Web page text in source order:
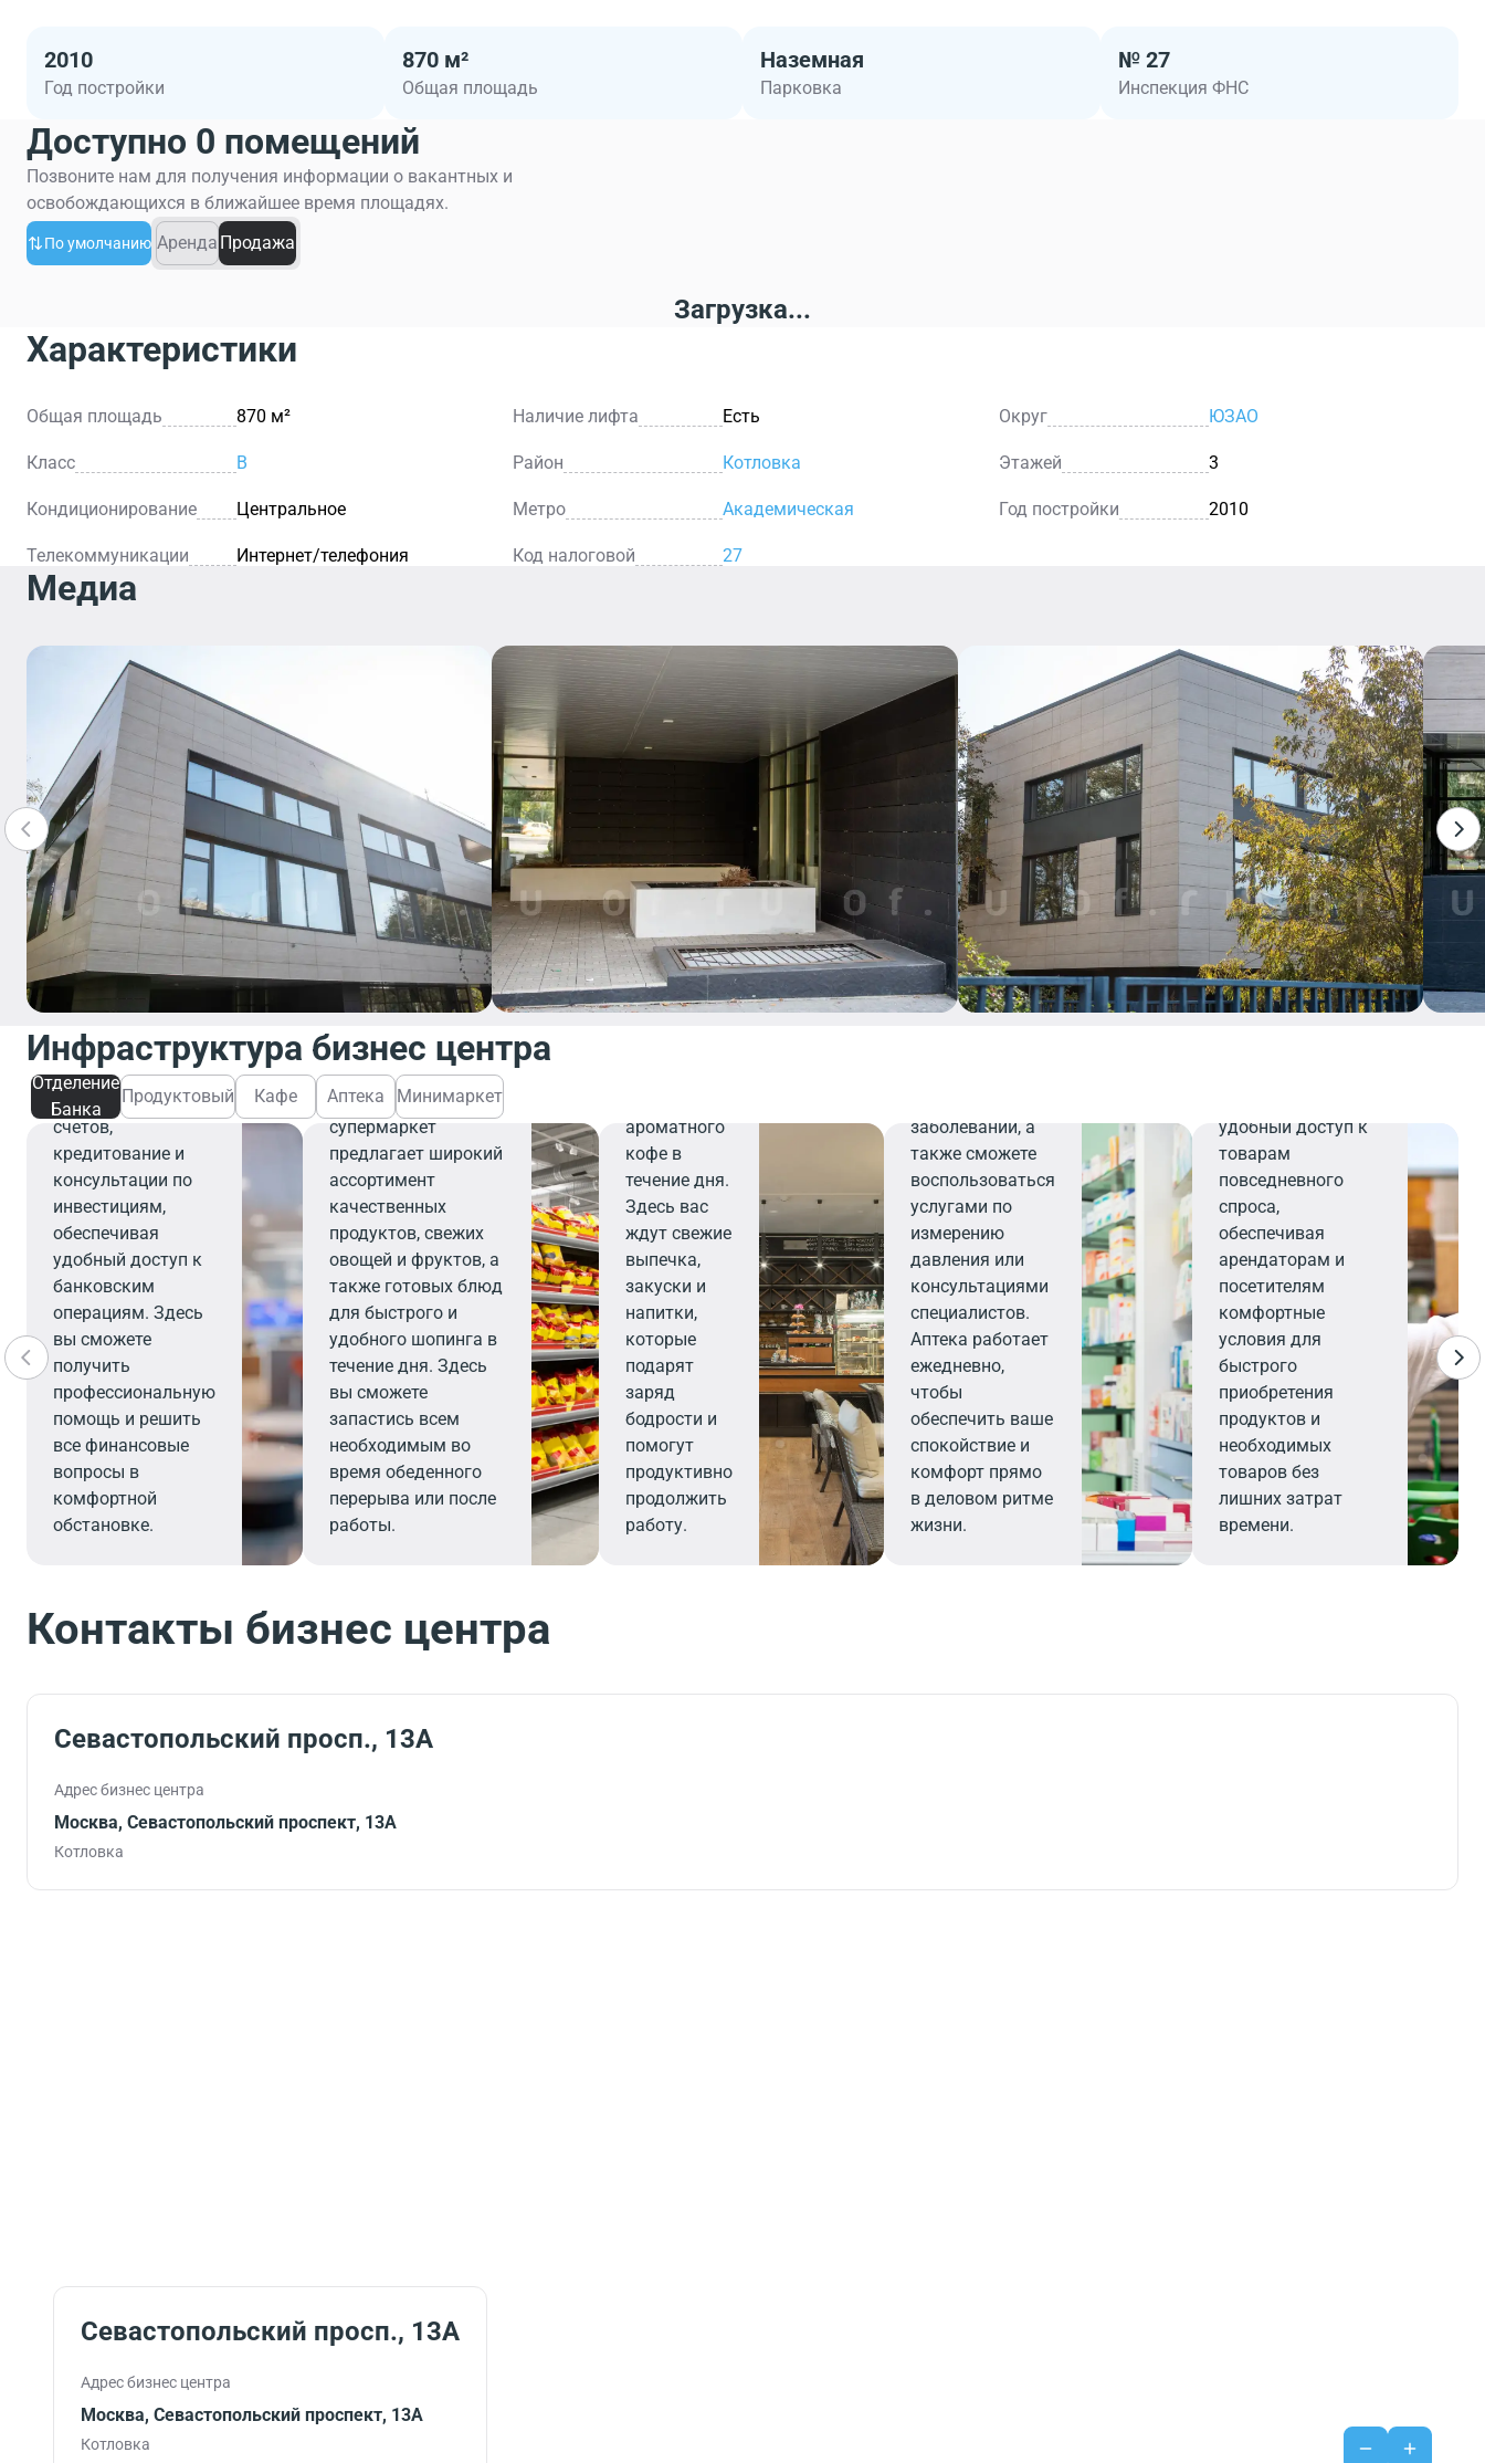
2010
Год постройки
870 м²
Общая площадь
Наземная
Парковка
№ 27
Инспекция ФНС
Доступно 0 помещений
Позвоните нам для получения информации о вакантных и
освобождающихся в ближайшее время площадях.
По умолчанию Аренда Продажа
Загрузка...
Характеристики
Общая площадь 870 м² Наличие лифта Есть Округ ЮЗАО
Класс B Район Котловка Этажей 3
Кондиционирование Центральное Метро Академическая Год постройки 2010
Телекоммуникации Интернет/телефония Код налоговой 27
Медиа
Инфраструктура бизнес центра
Отделение
Банка
Продуктовый Кафе Аптека Минимаркет
Отделение
Банка
Отделение банка
широкий спектр
финансовых услуг,
включая открытие
счетов,
кредитование и
консультации по
инвестициям,
обеспечивая
удобный доступ к
банковским
операциям. Здесь
вы сможете
получить
профессиональную
помощь и решить
все финансовые
вопросы в
комфортной
обстановке.
Продуктовый
Современный
супермаркет
предлагает широкий
ассортимент
качественных
продуктов, свежих
овощей и фруктов, а
также готовых блюд
для быстрого и
удобного шопинга в
течение дня. Здесь
вы сможете
запастись всем
необходимым во
время обеденного
перерыва или после
работы.
Кафе
Уютное
кафе — это
место для
легкого
завтрака,
ароматного
кофе в
течение дня.
Здесь вас
ждут свежие
выпечка,
закуски и
напитки,
которые
подарят
заряд
бодрости и
помогут
продуктивно
продолжить
работу.
Аптека
Здесь вы
найдете все
заболеваний, а
также сможете
воспользоваться
услугами по
измерению
давления или
консультациями
специалистов.
Аптека работает
ежедневно,
чтобы
обеспечить ваше
спокойствие и
комфорт прямо
в деловом ритме
жизни.
удобный доступ к
товарам
повседневного
спроса,
обеспечивая
арендаторам и
посетителям
комфортные
условия для
быстрого
приобретения
продуктов и
необходимых
товаров без
лишних затрат
времени.
Контакты бизнес центра
Севастопольский просп., 13А
Адрес бизнес центра
Москва, Севастопольский проспект, 13А
Котловка
Севастопольский просп., 13А
Адрес бизнес центра
Москва, Севастопольский проспект, 13А
Котловка